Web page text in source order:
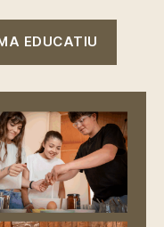
EDUCATIU